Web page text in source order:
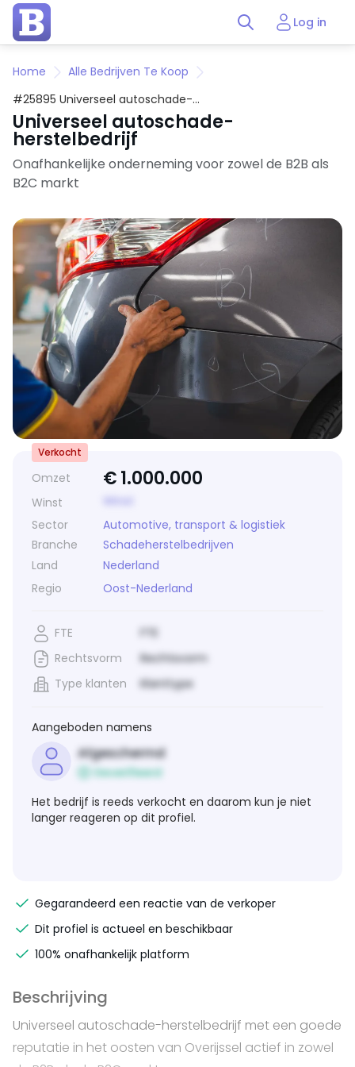
Log in
Home
Alle Bedrijven Te Koop
#25895 Universeel autoschade-
herstelbedrijf
Universeel autoschade-
herstelbedrijf
Onafhankelijke onderneming voor zowel de B2B als
B2C markt
Omzet €1.000.000
Winst
Sector
Automotive, transport & logistiek
Branche
Schadeherstelbedrijven
Land
Nederland
Regio
Oost-Nederland
Verkocht
FTE
FTE
Rechtsvorm
Rechtsvorm
Type klanten
Klanttype
Aangeboden namens
Afgeschermd
Geverifieerd
Het bedrijf is reeds verkocht en daarom kun je niet
langer reageren op dit profiel.
Gegarandeerd een reactie van de verkoper
Dit profiel is actueel en beschikbaar
100% onafhankelijk platform
Beschrijving
Universeel autoschade-herstelbedrijf met een goede
reputatie in het oosten van Overijssel actief in zowel